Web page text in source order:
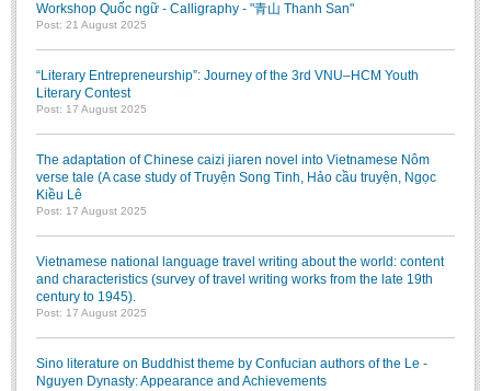
Workshop Quốc ngữ - Calligraphy - "青山 Thanh San"
Post: 21 August 2025
“Literary Entrepreneurship”: Journey of the 3rd VNU–HCM Youth
Literary Contest
Post: 17 August 2025
The adaptation of Chinese caizi jiaren novel into Vietnamese Nôm
verse tale (A case study of Truyện Song Tinh, Hảo cầu truyện, Ngọc
Kiều Lê
Post: 17 August 2025
Vietnamese national language travel writing about the world: content
and characteristics (survey of travel writing works from the late 19th
century to 1945).
Post: 17 August 2025
Sino literature on Buddhist theme by Confucian authors of the Le -
Nguyen Dynasty: Appearance and Achievements